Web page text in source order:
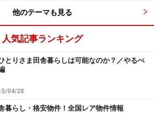
ドハウスにする？依頼先選び
と土地が決まったら、次はどんな家
ことですが、それには設計者や建築家
大切ですね。その際のポイントは？。
てくれた「アトリエ137」鈴木宏之氏。
スシリーズを手掛ける
他のテーマも見る
人気記事ランキング
とりさま田舎暮らしは可能なのか？／やるべ
04/28
暮らし・格安物件！全国レア物件情報